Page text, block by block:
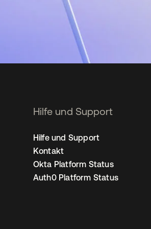
Hilfe und Support
Hilfe und Support
Kontakt
Okta Platform Status
Auth0 Platform Status